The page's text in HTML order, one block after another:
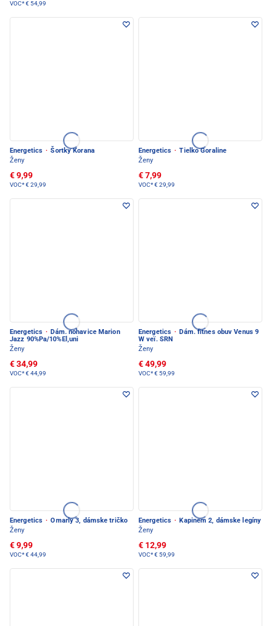
VOC*€ 54,99
Energetics · Šortky Korana
Ženy
€ 9,99
VOC*€ 29,99
Energetics · Tielko Goraline
Ženy
€ 7,99
VOC*€ 29,99
Energetics · Dám. nohavice Marion
Jazz 90%Pa/10%El,uni
Ženy
€ 34,99
VOC*€ 44,99
Energetics · Dám. fitnes obuv Venus 9
W veï. SRN
Ženy
€ 49,99
VOC*€ 59,99
Energetics · Omarly 3, dámske tričko
Ženy
€ 9,99
VOC*€ 44,99
Energetics · Kapinem 2, dámske legíny
Ženy
€ 12,99
VOC*€ 59,99